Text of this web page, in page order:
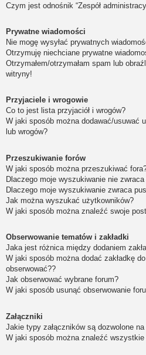
Czym jest odnośnik “Zespół
Prywatne wiadomości
Nie mogę wysyłać prywatnych
Otrzymuję niechciane prywatne
Otrzymałem/otrzymałam spam lub
witryny!
Przyjaciele i wrogowie
Co to jest lista przyjaciół i wrogów?
W jaki sposób można dodawać/usuwać
lub wrogów?
Przeszukiwanie forów
W jaki sposób można przeszukiwać
Dlaczego moje wyszukiwanie nie
Dlaczego moje wyszukiwanie zwraca
Jak można wyszukać użytkowników?
W jaki sposób można znaleźć swoje
Obserwowanie tematów i zakładki
Jaka jest różnica między dodaniem
W jaki sposób można dodać zakładkę
obserwować??
Jak obserwować wybrane forum?
W jaki sposób usunąć obserwowanie
Załączniki
Jakie typy załączników są dozwolone
W jaki sposób można znaleźć wszystkie